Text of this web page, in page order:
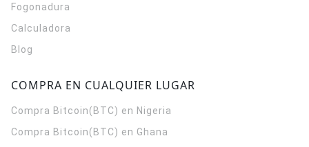
Fogonadura
Calculadora
Blog
COMPRA EN CUALQUIER LUGAR
Compra Bitcoin(BTC) en Nigeria
Compra Bitcoin(BTC) en Ghana